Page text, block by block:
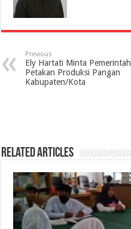
Previous
Ely Hartati Minta Pemerintah
Petakan Produksi Pangan
Kabupaten/Kota
Related Articles